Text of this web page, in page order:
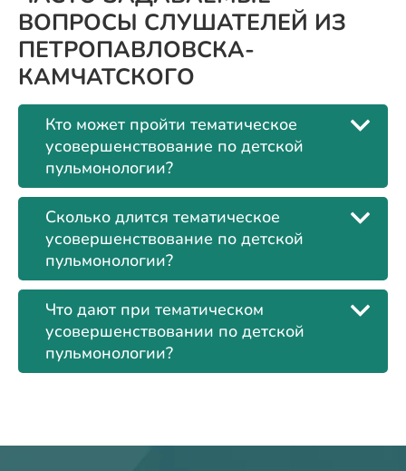
ВОПРОСЫ СЛУШАТЕЛЕЙ ИЗ
ПЕТРОПАВЛОВСКА-
КАМЧАТСКОГО
Кто может пройти тематическое
усовершенствование по детской
пульмонологии?
Сколько длится тематическое
усовершенствование по детской
пульмонологии?
Что дают при тематическом
усовершенствовании по детской
пульмонологии?